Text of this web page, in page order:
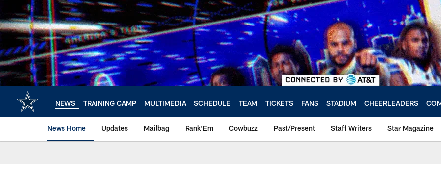
main
content
NEWS TRAINING CAMP MULTIMEDIA SCHEDULE TEAM TICKETS FANS STADIUM CHEERLEADERS
News Home Updates Mailbag Rank'Em Cowbuzz Past/Present Staff Writers Star Magazine